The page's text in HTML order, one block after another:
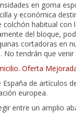
en goma
y económica
habitual
del bloque,
cortadoras en
tendrán que
Oferta
de artículos
europea.
entre un amplio